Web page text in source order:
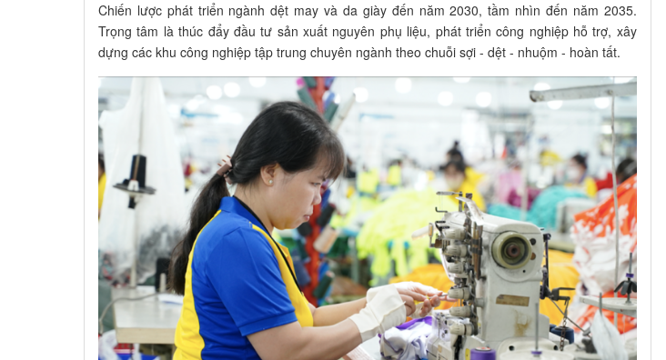
Chiến lược phát triển ngành dệt may và da giày đến năm 2030, tầm nhìn đến năm 2035.
Trọng tâm là thúc đẩy đầu tư sản xuất nguyên phụ liệu, phát triển công nghiệp hỗ trợ, xây
dựng các khu công nghiệp tập trung chuyên ngành theo chuỗi sợi - dệt - nhuộm - hoàn tất.